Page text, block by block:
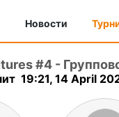
Новости
#4 -
19:21, 14 April